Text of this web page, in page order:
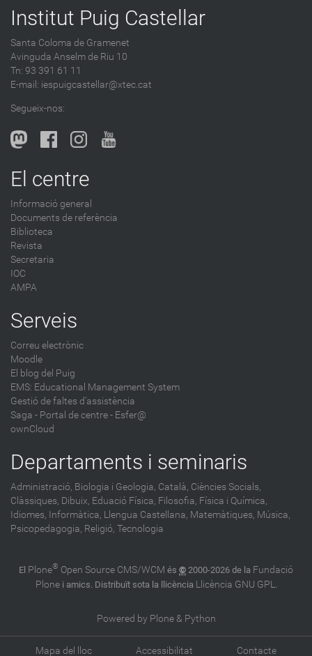
Institut Puig Castellar
Santa Coloma de Gramenet
Avinguda Anselm de Riu 10
Tn: 93 391 61 11
E-mail: iespuigcastellar@xtec.cat
Segueix-nos:
El centre
Informació general
Documents de referència
Biblioteca
Revista
Secretaria
IOC
AMPA
Serveis
Correu electrònic
Moodle
El blog del Puig
EMS: Educational Management System
Gestió de faltes d'assistència
Saga - Portal de centre - Esfer@
ownCloud
Departaments i seminaris
Administració, Biologia i Geologia, Català, Ciències Socials,
Clàssiques, Dibuix, Eduació Física, Filosofia, Física i Química,
Idiomes, Informàtica, Llengua Castellana, Matemàtiques, Música,
Psicopedagogia, Religió, Tecnologia
El Plone® Open Source CMS/WCM és © 2000-2026 de la Fundació
Plonei amics. Distribuït sota la llicència Llicència GNU GPL.
Powered by Plone & Python
Mapa del lloc Accessibilitat Contacte